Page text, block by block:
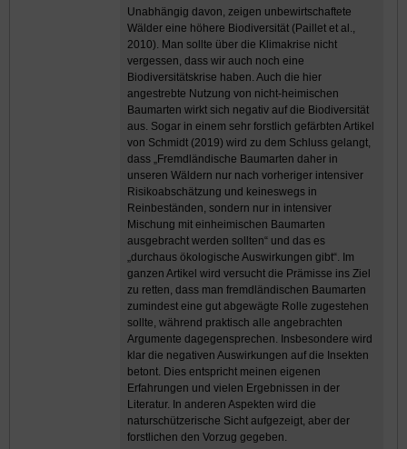
Unabhängig davon, zeigen unbewirtschaftete
Wälder eine höhere Biodiversität (Paillet et al.,
2010). Man sollte über die Klimakrise nicht
vergessen, dass wir auch noch eine
Biodiversitätskrise haben. Auch die hier
angestrebte Nutzung von nicht-heimischen
Baumarten wirkt sich negativ auf die Biodiversität
aus. Sogar in einem sehr forstlich gefärbten Artikel
von Schmidt (2019) wird zu dem Schluss gelangt,
dass „Fremdländische Baumarten daher in
unseren Wäldern nur nach vorheriger intensiver
Risikoabschätzung und keineswegs in
Reinbeständen, sondern nur in intensiver
Mischung mit einheimischen Baumarten
ausgebracht werden sollten“ und das es
„durchaus ökologische Auswirkungen gibt“. Im
ganzen Artikel wird versucht die Prämisse ins Ziel
zu retten, dass man fremdländischen Baumarten
zumindest eine gut abgewägte Rolle zugestehen
sollte, während praktisch alle angebrachten
Argumente dagegensprechen. Insbesondere wird
klar die negativen Auswirkungen auf die Insekten
betont. Dies entspricht meinen eigenen
Erfahrungen und vielen Ergebnissen in der
Literatur. In anderen Aspekten wird die
naturschützerische Sicht aufgezeigt, aber der
forstlichen den Vorzug gegeben.